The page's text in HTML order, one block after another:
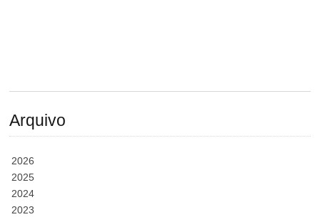
Arquivo
2026
2025
2024
2023